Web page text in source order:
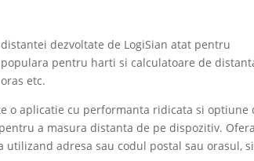
dezvoltate de LogiSian atat pentru
pentru harti si calculatoare de
etc.
o aplicatie cu performanta ridicata si optiune
a masura distanta de pe dispozitiv. Ofera
adresa sau codul postal sau orasul, si